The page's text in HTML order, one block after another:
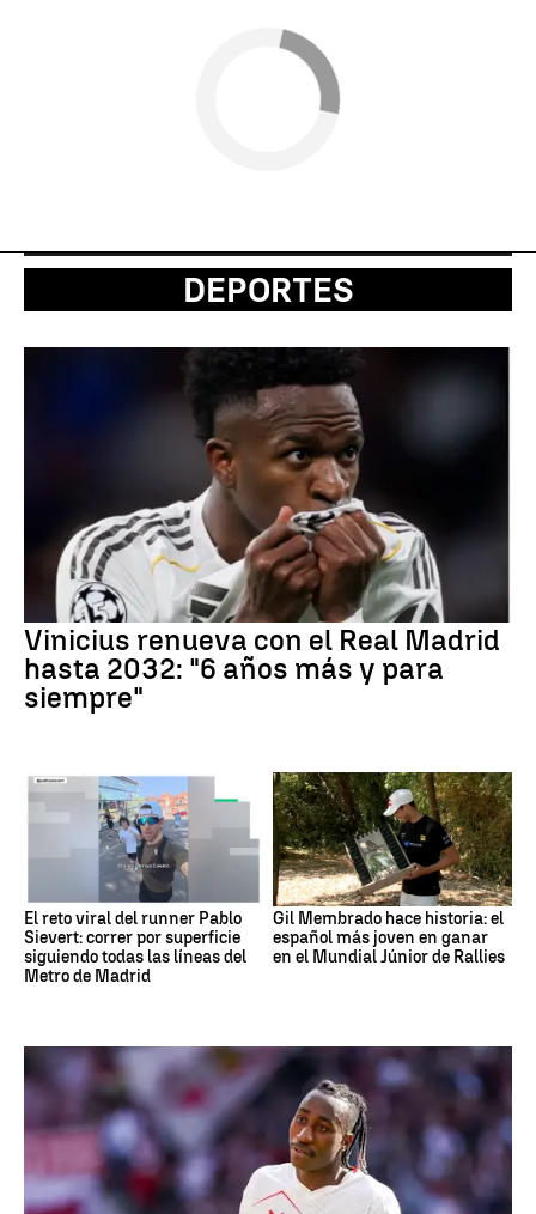
DEPORTES
Vinicius renueva con el Real Madrid
hasta 2032: "6 años más y para
siempre"
El reto viral del runner Pablo
Sievert: correr por superficie
siguiendo todas las líneas del
Metro de Madrid
Gil Membrado hace historia: el
español más joven en ganar
en el Mundial Júnior de Rallies